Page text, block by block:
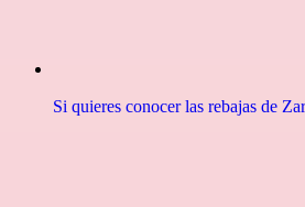
Si quieres conocer las rebajas de